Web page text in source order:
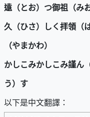
遠（とお）つ御祖（み
久（ひさ）しく拝領（
（やまかわ）
かしこみかしこみ謹ん
う）す
以下是中文翻譯：